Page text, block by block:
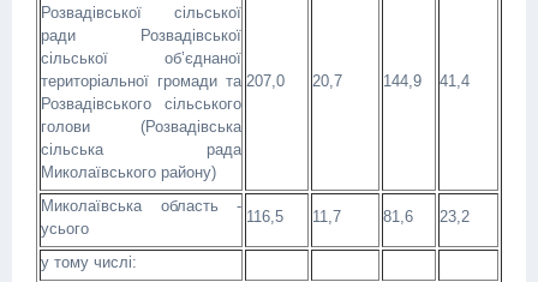
Розвадівської сільської
ради Розвадівської
сільської об’єднаної
територіальної громади та
Розвадівського сільського
голови (Розвадівська
сільська рада
Миколаївського району)
207,0 20,7 144,9 41,4
Миколаївська область -
усього
116,5 11,7 81,6 23,2
у тому числі: